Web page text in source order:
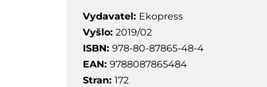
Vydavatel: Ekopress
Vyšlo: 2019/02
ISBN: 978-80-87865-48-4
EAN: 9788087865484
Stran: 172